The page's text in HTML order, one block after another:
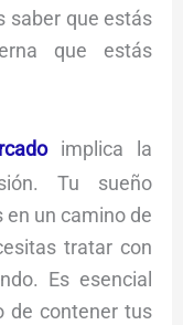
saber que estás
que estás
implica la
Tu sueño
un camino de
tratar con
Es esencial
de contener tus